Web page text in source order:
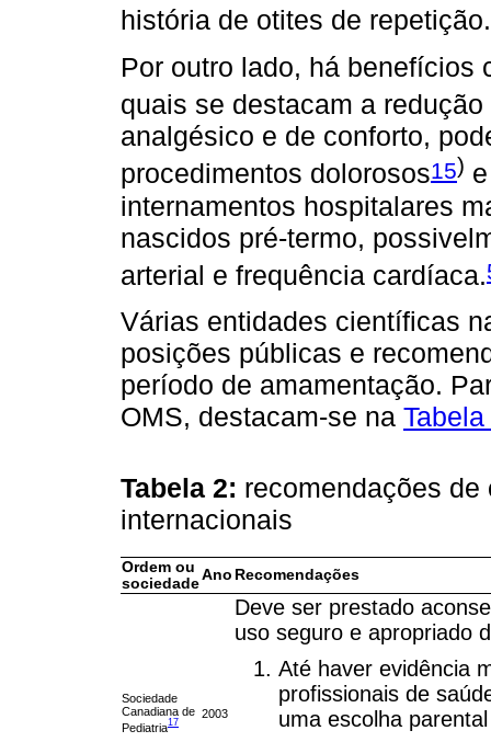
história de otites de repetição.
Por outro lado, há benefícios
quais se destacam a
analgésico e de conforto,
procedimentos dolorosos15)
internamentos hospitalares
nascidos pré-termo,
arterial e frequência cardíaca.
Várias entidades científicas
posições públicas e
período de amamentação.
OMS, destacam-se na Tabela
Tabela 2: recomendações
internacionais
Ordem ou
sociedade
Ano Recomendações
Sociedade
Canadiana de
Pediatria17
2003
Deve ser prestado
uso seguro e apropriado
Até haver evidência
profissionais de
uma escolha